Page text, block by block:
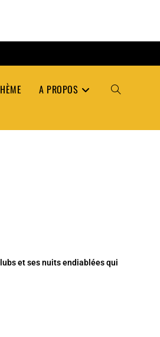
A PROPOS TOGGLE
et ses nuits endiablées qui